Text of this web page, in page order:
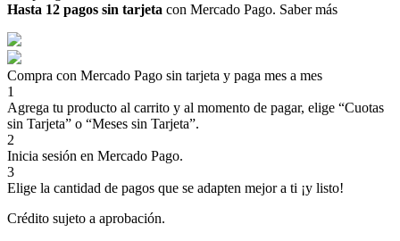
Hasta 12 pagos sin tarjeta con Mercado Pago. Saber más
Compra con Mercado Pago sin tarjeta y paga mes a mes
1
Agrega tu producto al carrito y al momento de pagar, elige “Cuotas
sin Tarjeta” o “Meses sin Tarjeta”.
2
Inicia sesión en Mercado Pago.
3
Elige la cantidad de pagos que se adapten mejor a ti ¡y listo!
Crédito sujeto a aprobación.